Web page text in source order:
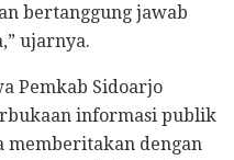
bertanggung jawab
ujarnya.
Pemkab Sidoarjo
informasi publik
memberitakan dengan